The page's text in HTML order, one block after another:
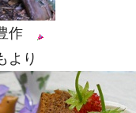
作
より